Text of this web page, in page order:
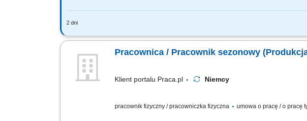
2 dni
Praca sezonowa - sadzenie, zbiór warzyw od 12 sierpnia 2026
Pracownica / Pracownik sezonowy
Klient portalu Praca.pl Niemcy
pracownik fizyczny / pracowniczka fizyczna umowa o pracę / o pracę